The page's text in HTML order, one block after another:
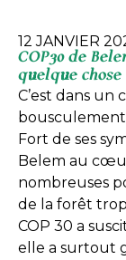
12 JANVIER
COP30 de
quelque chose
C’est dans un
Fort de ses
Belem au
nombreuses
de la forêt
COP 30 a
elle a surtout